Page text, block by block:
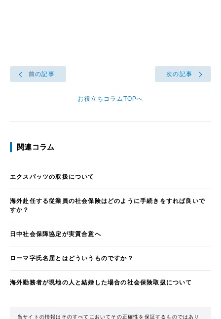
前の記事
お役立ちコラムTOPへ
次の記事
関連コラム
エクスパッツの取扱について
海外赴任する従業員の社会保険はどのように手続きをすれば良いで
すか？
日中社会保障協定が実質合意へ
ローマ字氏名届とはどういうものですか？
海外勤務者が現地の人と結婚した場合の社会保険取扱について
当サイトの情報はそのすべてにおいてその正確性を保証するものではあり